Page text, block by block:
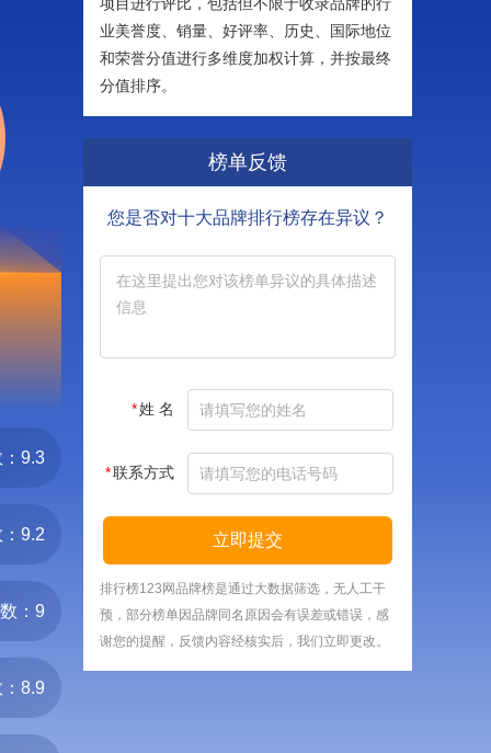
9.3
9.2
：9
8.9
业美誉度、销量、好评率、历史、国际地位
和荣誉分值进行多维度加权计算，并按最终
分值排序。
榜单反馈
您是否对十大品牌排行榜存在异议？
*姓 名
*联系方式
立即提交
排行榜123网品牌榜是通过大数据筛选，无人工干
预，部分榜单因品牌同名原因会有误差或错误，感
谢您的提醒，反馈内容经核实后，我们立即更改。